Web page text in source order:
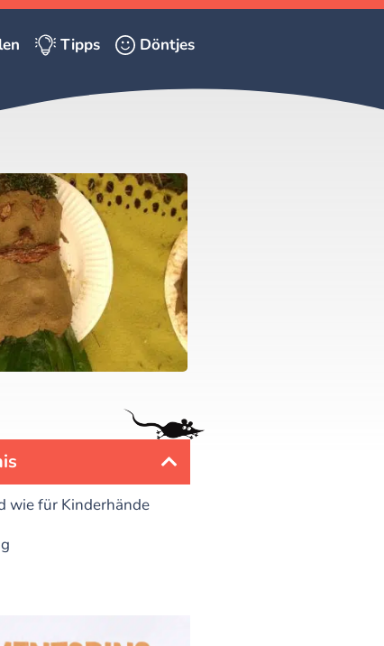
Tipps Döntjes
wie für Kinderhände